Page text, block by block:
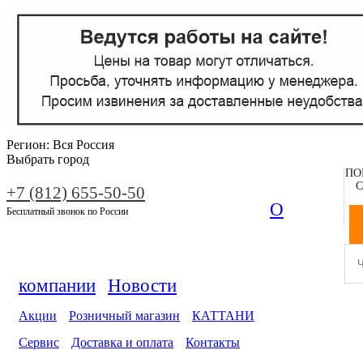
Регион: Вся Россия
Выбрать город
+7 (812) 655-50-50
Бесплатный звонок по России О
компании Новости
Акции Розничный магазин
КАТТАНИ
Сервис
Доставка и оплата Контакты